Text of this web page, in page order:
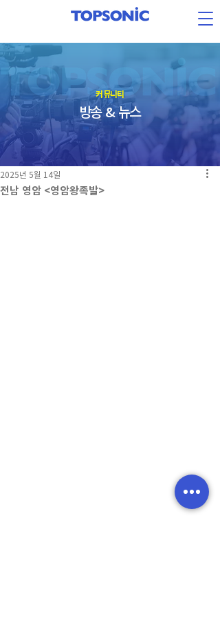
​커뮤니티
방송 & 뉴스
전남 영암 <영암왕족발>
2025년 5월 14일